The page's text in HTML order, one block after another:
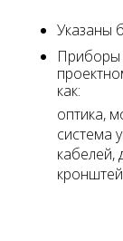
Указаны
Приборы
как:
оптика,
система
кабелей,